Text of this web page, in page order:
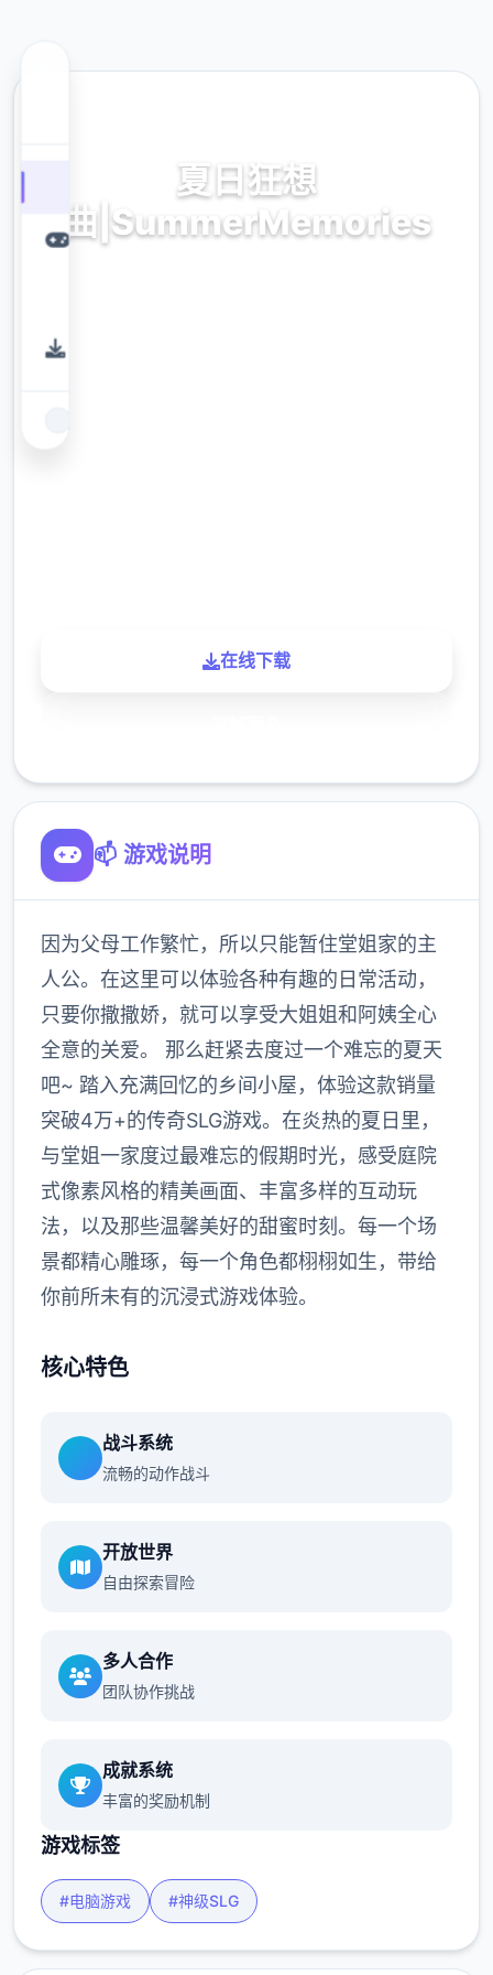
夏日狂想
曲|SummerMemories
在线下载
📫 游戏说明
因为父母工作繁忙，所以只能暂住堂姐家的主
人公。在这里可以体验各种有趣的日常活动，
只要你撒撒娇，就可以享受大姐姐和阿姨全心
全意的关爱。 那么赶紧去度过一个难忘的夏天
吧~ 踏入充满回忆的乡间小屋，体验这款销量
突破4万+的传奇SLG游戏。在炎热的夏日里，
与堂姐一家度过最难忘的假期时光，感受庭院
式像素风格的精美画面、丰富多样的互动玩
法，以及那些温馨美好的甜蜜时刻。每一个场
景都精心雕琢，每一个角色都栩栩如生，带给
你前所未有的沉浸式游戏体验。
核心特色
战斗系统
流畅的动作战斗
开放世界
自由探索冒险
多人合作
团队协作挑战
成就系统
丰富的奖励机制
游戏标签
#电脑游戏 #神级SLG